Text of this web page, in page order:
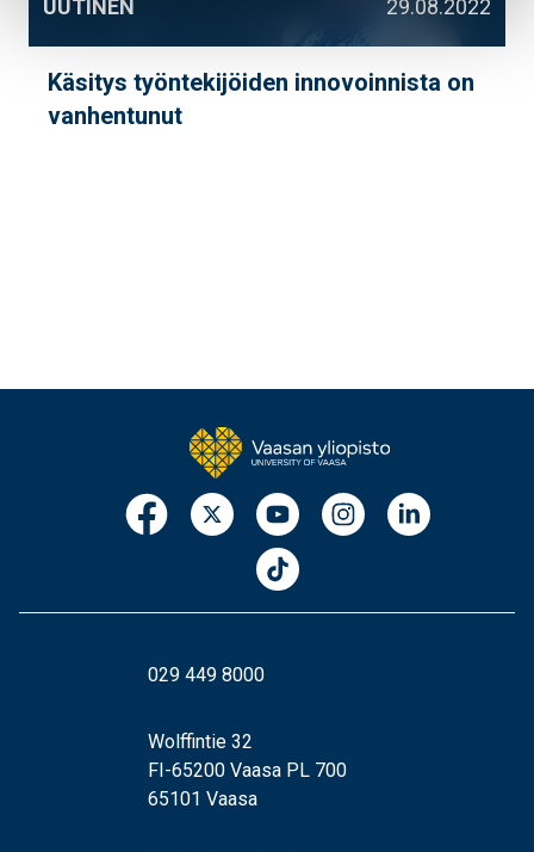
UUTINEN 29.08.2022
Käsitys työntekijöiden innovoinnista on
vanhentunut
029 449 8000
Wolffintie 32
FI-65200 Vaasa PL 700
65101 Vaasa